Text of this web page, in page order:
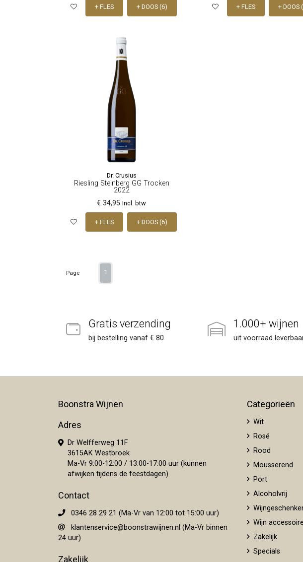
+ FLES + DOOS (6) + FLES + DOOS
Dr. Crusius
Riesling Steinberg GG Trocken
2022
€ 34,95 Incl. btw
+ FLES + DOOS (6)
Page 1
Gratis verzending
bij bestelling vanaf € 80
1.000+ wijnen
uit voorraad
Boonstra Wijnen
Adres
Dr Welfferweg 11F
3615AK Westbroek
Ma-Vr 9:00-12:00 / 13:00-17:00 uur (kunnen
afwijken tijdens de feestdagen)
Contact
0346 28 29 21 (Ma-Vr van 12:00 tot 15:00 uur)
klantenservice@boonstrawijnen.nl (Ma-Vr binnen
24 uur)
Zakelijk
Categorieën
Wit
Rosé
Rood
Mousserend
Port
Alcoholvrij
Wijn
Zakelijk
Specials